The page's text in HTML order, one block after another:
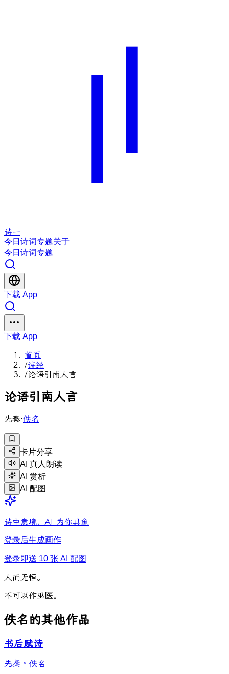
诗一
今日 诗词专题关于
今日 诗词专题
下载 App
下载 App
首页
/诗经
/论语引南人言
论语引 南人言
先秦·佚名
卡片分享
AI 真人朗读
AI 赏析
AI 配图
诗中意境，AI 为你具象
登录后生成画作
登录即送 10 张 AI 配图
人而无恒。
不可以作巫医。
佚名的其他作品
书后赋诗
先秦 · 佚名